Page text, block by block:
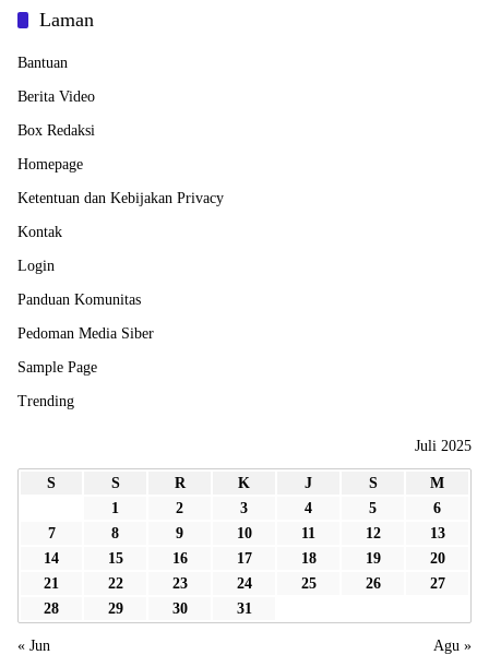
Laman
Bantuan
Berita Video
Box Redaksi
Homepage
Ketentuan dan Kebijakan Privacy
Kontak
Login
Panduan Komunitas
Pedoman Media Siber
Sample Page
Trending
Juli 2025
S S R K J S
M
1
2 3 4 5
6
7
8 9 10 11 12
13
14
15 16 17 18 19
20
21
22 23 24 25 26
27
28
29 30 31
« Jun Agu »